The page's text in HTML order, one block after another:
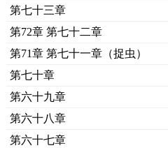
第七十三章
第72章 第七十二章
第71章 第七十一章（捉虫）
第七十章
第六十九章
第六十八章
第六十七章